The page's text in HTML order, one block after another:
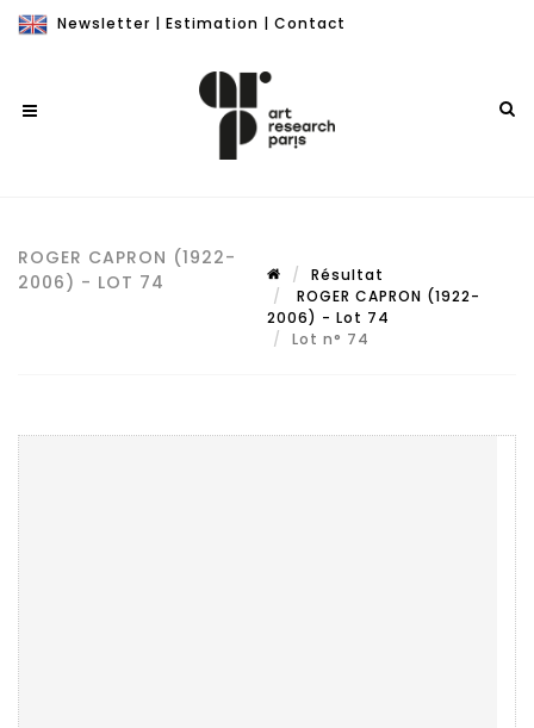
Newsletter | Estimation | Contact
ROGER CAPRON (1922-
2006) - LOT 74
Résultat
ROGER CAPRON (1922-
2006) - Lot 74
Lot n° 74